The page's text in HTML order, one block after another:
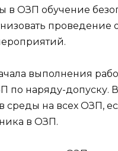
в ОЗП обучение
проведение
выполнения
по наряду-допуску.
среды на всех ОЗП,
в ОЗП.